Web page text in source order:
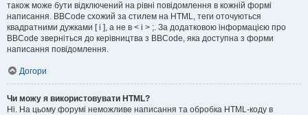
також може бути відключений на рівні повідомлення в кожній формі
написання. BBCode схожий за стилем на HTML, теги оточуються
квадратними дужками [ і ], а не в < і > ;. За додатковою інформацією про
BBCode зверніться до керівництва з BBCode, яка доступна з форми
написання повідомлення.
Догори
Чи можу я використовувати HTML?
Ні. На цьому форумі неможливе написання та обробка HTML-коду в